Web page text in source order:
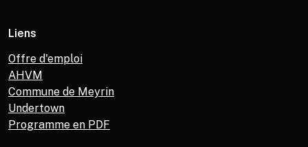
Liens
Offre d'emploi
AHVM
Commune de Meyrin
Undertown
Programme en PDF